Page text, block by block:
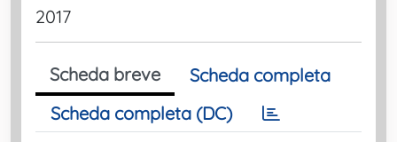
2017
Scheda breve
Scheda completa
Scheda completa (DC)